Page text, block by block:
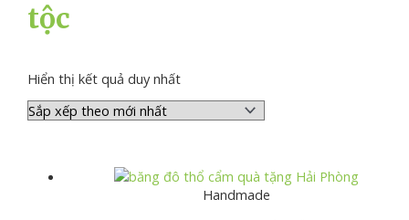
tộc
Hiển thị kết quả duy nhất
Handmade